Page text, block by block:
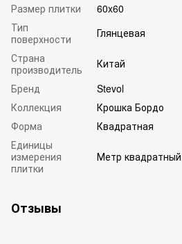
Размер плитки
60x60
Тип
поверхности
Глянцевая
Страна
производитель
Китай
Бренд
Stevol
Коллекция
Крошка Бордо
Форма
Квадратная
Единицы
измерения
плитки
Метр квадратный
Отзывы